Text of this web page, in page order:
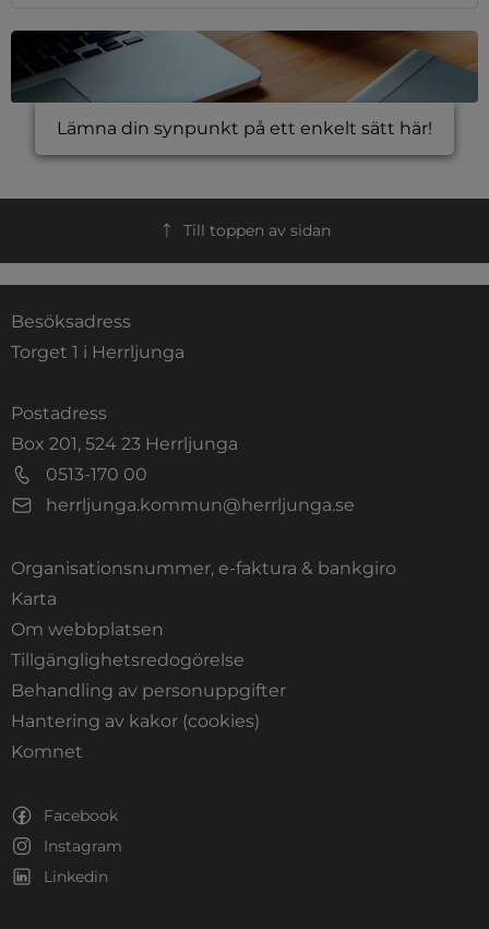
Lämna din synpunkt på ett enkelt sätt här!
Till toppen av sidan
Besöksadress
Torget 1 i Herrljunga
Postadress
Box 201, 524 23 Herrljunga
0513-170 00
herrljunga.kommun@herrljunga.se
Organisationsnummer, e-faktura & bankgiro
Karta
Om webbplatsen
Tillgänglighetsredogörelse
Behandling av personuppgifter
Hantering av kakor (cookies)
Komnet
Facebook
Instagram
Linkedin